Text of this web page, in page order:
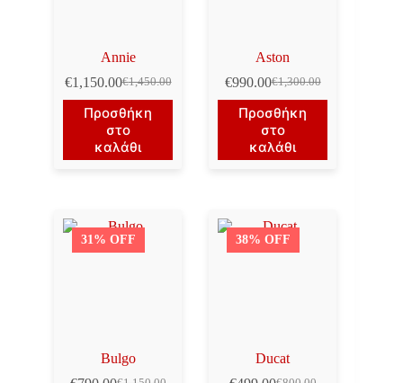
Annie
€1,450.00
Original
price
was:
€1,450.00.
€1,150.00Η
τρέχουσα
τιμή
είναι:
€1,150.00.
Προσθήκη
στο
καλάθι
Aston
€1,300.00
Original
price
was:
€1,300.00.
€990.00Η
τρέχουσα
τιμή
είναι:
€990.00.
Προσθήκη
στο
καλάθι
31% OFF
Bulgo
38% OFF
Ducat